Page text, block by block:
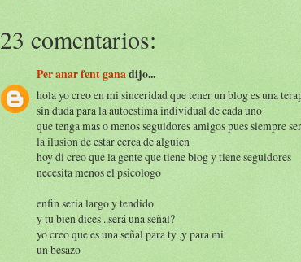
23 comentarios:
Per anar fent ganadijo...
hola yo creo en mi sinceridad que tener un blog es una
sin duda para la autoestima individual de cada uno
que tenga mas o menos seguidores amigos pues siempre
la ilusion de estar cerca de alguien
hoy di creo que la gente que tiene blog y tiene seguidores
necesita menos el psicologo
enfin seria largo y tendido
y tu bien dices ..será una señal?
yo creo que es una señal para ty ,y para mi
un besazo